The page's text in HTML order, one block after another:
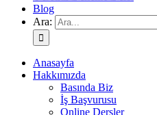
Blog
Ara:
Anasayfa
Hakkımızda
Basında Biz
İş Başvurusu
Online Dersler